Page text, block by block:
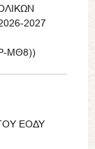
2027
ΜΘ8))
ΕΟΔΥ